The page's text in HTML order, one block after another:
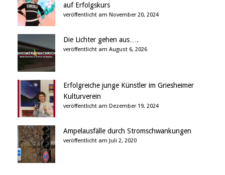
auf Erfolgskurs
veröffentlicht am November 20, 2024
Die Lichter gehen aus….
veröffentlicht am August 6, 2026
Erfolgreiche junge Künstler im Griesheimer
Kulturverein
veröffentlicht am Dezember 19, 2024
Ampelausfälle durch Stromschwankungen
veröffentlicht am Juli 2, 2020